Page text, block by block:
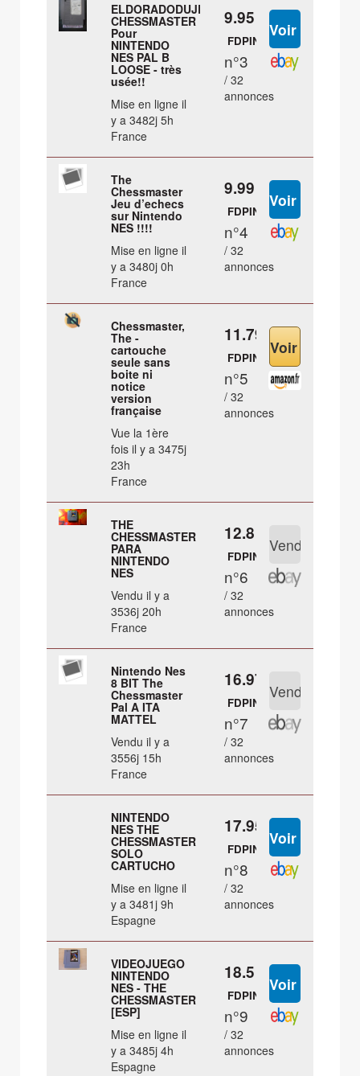
ELDORADODUJEU
CHESSMASTER
Pour
NINTENDO
NES PAL B
LOOSE - très
usée!!
Mise en ligne il
y a 3482j 5h
France
9.95 €
FDPIN
n°3
/ 32
annonces
The
Chessmaster
Jeu d’echecs
sur Nintendo
NES !!!!
Mise en ligne il
y a 3480j 0h
France
9.99 €
FDPIN
n°4
/ 32
annonces
Chessmaster,
The -
cartouche
seule sans
boite ni
notice
version
française
Vue la 1ère
fois il y a 3475j
23h
France
11.79 €
FDPIN
n°5
/ 32
annonces
THE
CHESSMASTER
PARA
NINTENDO
NES
Vendu il y a
3536j 20h
France
12.8 €
FDPIN
n°6
/ 32
annonces
Nintendo Nes
8 BIT The
Chessmaster
Pal A ITA
MATTEL
Vendu il y a
3556j 15h
France
16.97 €
FDPIN
n°7
/ 32
annonces
NINTENDO
NES THE
CHESSMASTER
SOLO
CARTUCHO
Mise en ligne il
y a 3481j 9h
Espagne
17.95 €
FDPIN
n°8
/ 32
annonces
VIDEOJUEGO
NINTENDO
NES - THE
CHESSMASTER
[ESP]
Mise en ligne il
y a 3485j 4h
Espagne
18.5 €
FDPIN
n°9
/ 32
annonces